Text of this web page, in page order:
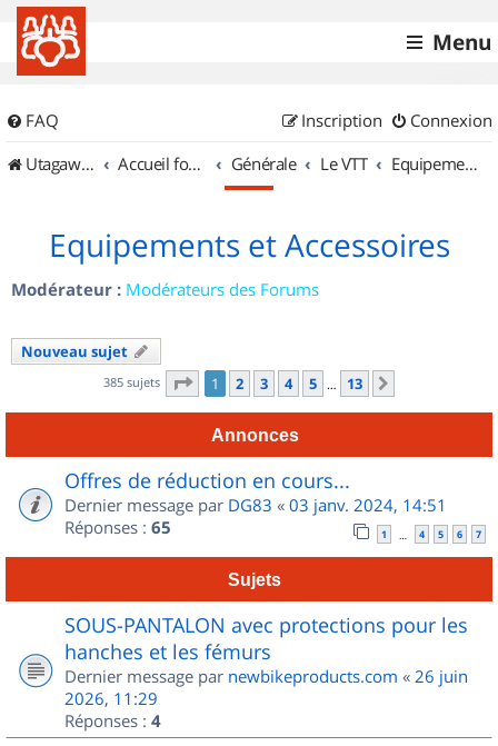
Menu
FAQ Connexion
Inscription
UtagawaVTT (Randos VTT et VTTAE avec traces GPS)
Accueil forum Générale Le VTT Equipements et Accessoires
Equipements et Accessoires
Modérateur : Modérateurs des Forums
Nouveau sujet
385 sujets Page 1sur
1 2 3 4 5 … 13
Annonces
Offres de réduction en cours...
Dernier message par DG83 « 03 janv. 2024, 14:51
Réponses : 65 1 … 4 5 6 7
Sujets
SOUS-PANTALON avec protections pour les
hanches et les fémurs
Dernier message par newbikeproducts.com « 26 juin
2026, 11:29
Réponses : 4